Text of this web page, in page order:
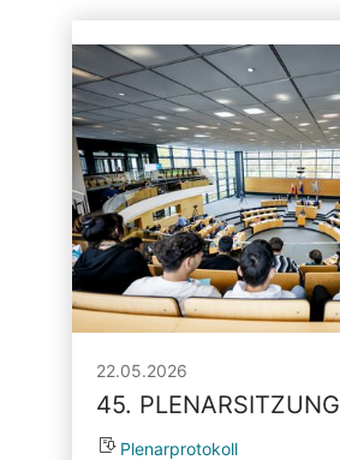
22.05.2026
45. PLENARSITZUNG
Plenarprotokoll